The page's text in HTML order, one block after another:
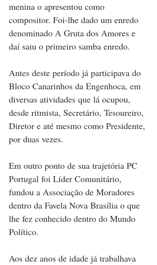
menina o apresentou como
compositor. Foi-lhe dado um enredo
denominado A Gruta dos Amores e
daí saiu o primeiro samba enredo.
Antes deste período já participava do
Bloco Canarinhos da Engenhoca, em
diversas atividades que lá ocupou,
desde ritmista, Secretário, Tesoureiro,
Diretor e até mesmo como Presidente,
por duas vezes.
Em outro ponto de sua trajetória PC
Portugal foi Líder Comunitário,
fundou a Associação de Moradores
dentro da Favela Nova Brasília o que
lhe fez conhecido dentro do Mundo
Político.
Aos dez anos de idade já trabalhava